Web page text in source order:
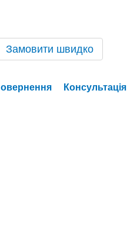
Замовити швидко
Консультація